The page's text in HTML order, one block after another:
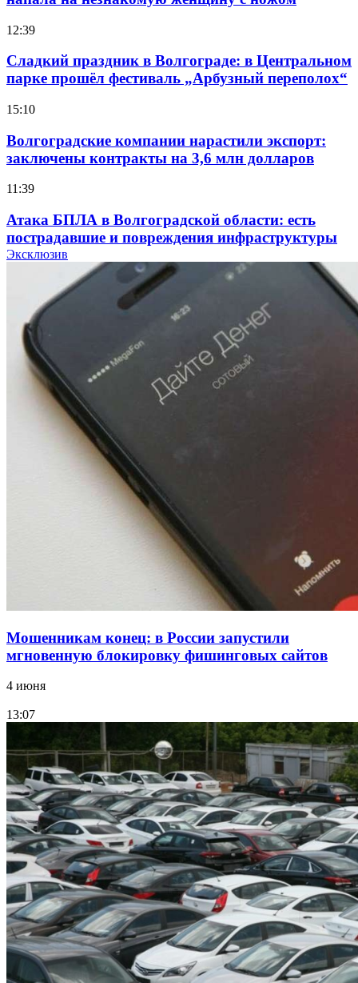
12:39
Сладкий праздник в Волгограде: в Центральном
парке прошёл фестиваль „Арбузный переполох“
15:10
Волгоградские компании нарастили экспорт:
заключены контракты на 3,6 млн долларов
11:39
Атака БПЛА в Волгоградской области: есть
пострадавшие и повреждения инфраструктуры
Волгоградские вузы в топе зарплатного
рейтинга: ВолгГТУ и ВолгГМУ вошли в топ‑15
для химической отрасли и фармацевтики
18:39
В Красноармейском районе Волгограда стартует
конкурс на ремонт моста через Волго‑Донской
судоходный канал
Фестиваль #ТриЧетыре в Волгограде пройдёт
11–13 сентября в рамках Года единства народов
Эксклюзив
Мошенникам конец: в России запустили
мгновенную блокировку фишинговых сайтов
4 июня
13:07